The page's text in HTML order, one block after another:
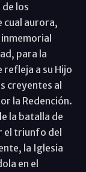
los
cual aurora,
para la
refleja a su Hijo
creyentes al
la Redención.
la batalla de
el triunfo del
la Iglesia
en el